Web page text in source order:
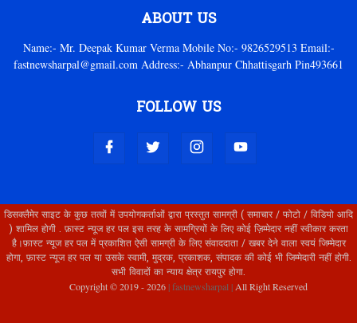
ABOUT US
Name:- Mr. Deepak Kumar Verma Mobile No:- 9826529513 Email:-
fastnewsharpal@gmail.com Address:- Abhanpur Chhattisgarh Pin493661
FOLLOW US
डिसक्लैमेर साइट के कुछ तत्वों में उपयोगकर्ताओं द्वारा प्रस्तुत सामग्री ( समाचार / फोटो / विडियो आदि
) शामिल होगी . फ़ास्ट न्यूज हर पल इस तरह के सामग्रियों के लिए कोई ज़िम्मेदार नहीं स्वीकार करता
है।फ़ास्ट न्यूज हर पल में प्रकाशित ऐसी सामग्री के लिए संवाददाता / खबर देने वाला स्वयं जिम्मेदार
होगा, फ़ास्ट न्यूज हर पल या उसके स्वामी, मुद्रक, प्रकाशक, संपादक की कोई भी जिम्मेदारी नहीं होगी.
सभी विवादों का न्याय क्षेत्र रायपुर होगा.
Copyright © 2019 -2026| fastnewsharpal |All Right Reserved